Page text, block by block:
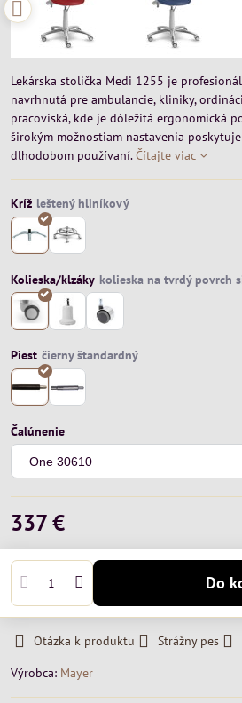
Lekárska stolička Medi 1255 je
navrhnutá pre ambulancie, kliniky,
pracoviská, kde je dôležitá ergonomická
širokým možnostiam nastavenia
dlhodobom používaní.Čítajte viac
Kríž
Kolieska/klzáky
Piest
Čalúnenie
337 €
Do
Otázka k produktu Strážny pes
Výrobca: Mayer